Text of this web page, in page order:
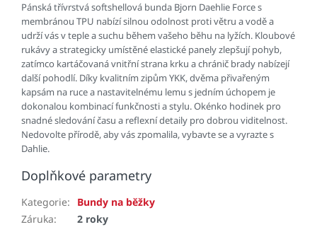
Pánská třívrstvá softshellová bunda Bjorn Daehlie Force s
membránou TPU nabízí silnou odolnost proti větru a vodě a
udrží vás v teple a suchu během vašeho běhu na lyžích. Kloubové
rukávy a strategicky umístěné elastické panely zlepšují pohyb,
zatímco kartáčovaná vnitřní strana krku a chránič brady nabízejí
další pohodlí. Díky kvalitním zipům YKK, dvěma přivařeným
kapsám na ruce a nastavitelnému lemu s jedním úchopem je
dokonalou kombinací funkčnosti a stylu. Okénko hodinek pro
snadné sledování času a reflexní detaily pro dobrou viditelnost.
Nedovolte přírodě, aby vás zpomalila, vybavte se a vyrazte s
Dahlie.
Doplňkové parametry
Kategorie:
Bundy na běžky
Záruka:
2 roky